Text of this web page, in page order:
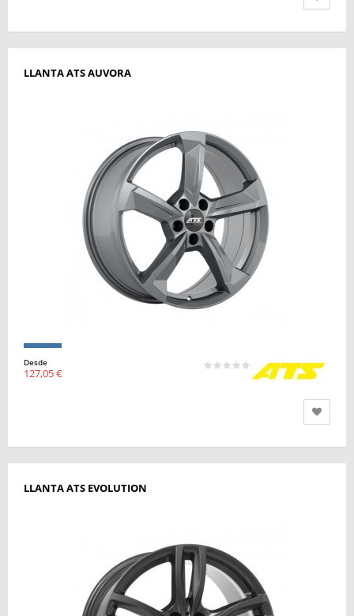
LLANTA ATS AUVORA
Desde
127,05 €
LLANTA ATS EVOLUTION